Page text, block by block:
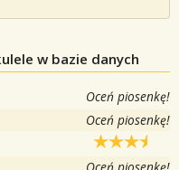
w bazie danych
Oceń piosenkę!
Oceń piosenkę!